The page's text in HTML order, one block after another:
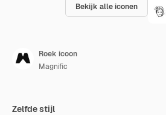
Bekijk alle iconen
Roek icoon
Magnific
Zelfde stijl